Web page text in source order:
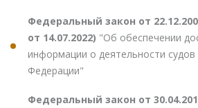
Федеральный закон от
от 14.07.2022) "Об обеспечении
информации о деятельности судов
Федерации"
Федеральный закон от